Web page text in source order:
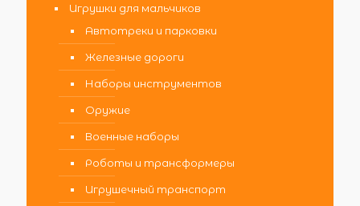
Игрушки для мальчиков
Автотреки и парковки
Железные дороги
Наборы инструментов
Оружие
Военные наборы
Роботы и трансформеры
Игрушечный транспорт